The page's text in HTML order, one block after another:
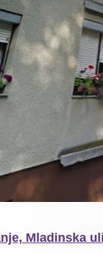
Mladinska